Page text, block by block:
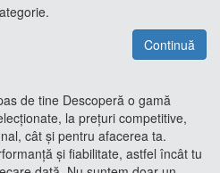
Continuă
de tine Descoperă o gamă
la prețuri competitive,
cât și pentru afacerea ta.
și fiabilitate, astfel încât tu